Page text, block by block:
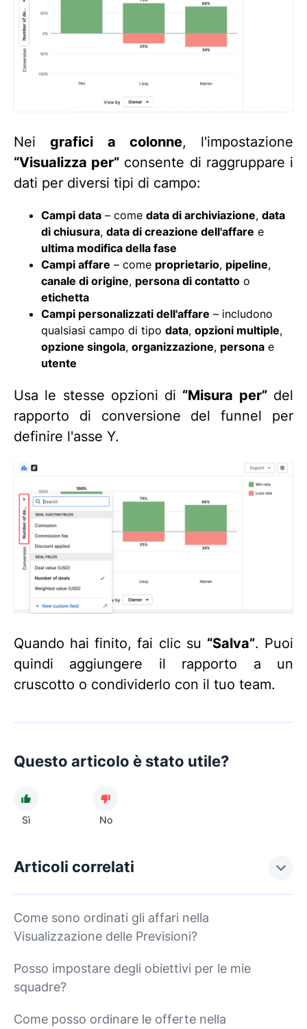
Neigrafici a colonne, l'impostazione
“Visualizza per” consente di raggruppare i
dati per diversi tipi di campo:
Campi data – come data di archiviazione, data
di chiusura, data di creazione dell'affare e
ultima modifica della fase
Campi affare – come proprietario, pipeline,
canale di origine, persona di contatto o
etichetta
Campi personalizzati dell'affare – includono
qualsiasi campo di tipo data, opzioni multiple,
opzione singola, organizzazione, persona e
utente
Usa le stesse opzioni di “Misura per”del
rapporto di conversione del funnel per
definire l'asse Y.
Quando hai finito, fai clic su “Salva”. Puoi
quindi aggiungere il rapporto a un
cruscotto o condividerlo con il tuo team.
Questo articolo è stato utile?
Sì No
Articoli correlati
Come sono ordinati gli affari nella
Visualizzazione delle Previsioni?
Posso impostare degli obiettivi per le mie
squadre?
Come posso ordinare le offerte nella